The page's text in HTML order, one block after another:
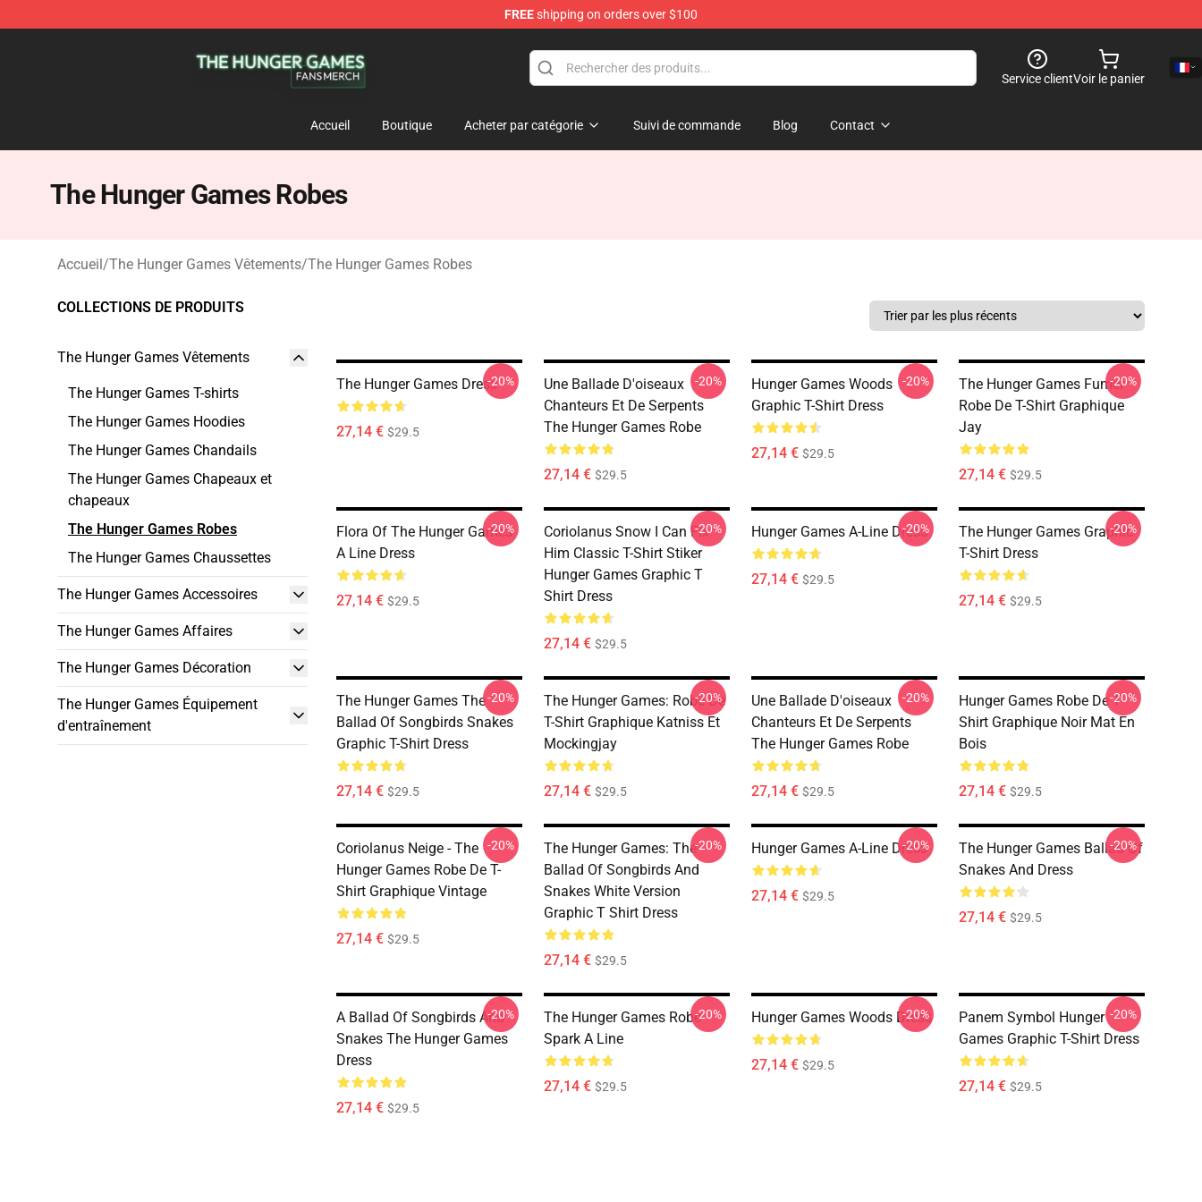
FREEshipping on orders over $100
Service clientVoir le panier
Accueil Boutique Acheter par catégorie Suivi de commande Blog Contact
The Hunger Games Robes
Accueil/The Hunger Games Vêtements/The Hunger Games Robes
COLLECTIONS DE PRODUITS
The Hunger Games Vêtements
The Hunger Games T-shirts
The Hunger Games Hoodies
The Hunger Games Chandails
The Hunger Games Chapeaux et
chapeaux
The Hunger Games Robes
The Hunger Games Chaussettes
The Hunger Games Accessoires
The Hunger Games Affaires
The Hunger Games Décoration
The Hunger Games Équipement
d'entraînement
The Hunger Games Dress
27,14 € $29.5
-20%
Une Ballade D'oiseaux
Chanteurs Et De Serpents
The Hunger Games Robe
27,14 € $29.5
-20%
Hunger Games Woods
Graphic T-Shirt Dress
27,14 € $29.5
-20%
The Hunger Games Fumer
Robe De T-Shirt Graphique
Jay
27,14 € $29.5
-20%
Flora Of The Hunger Games
A Line Dress
27,14 € $29.5
-20%
Coriolanus Snow I Can Fix
Him Classic T-Shirt Stiker
Hunger Games Graphic T
Shirt Dress
27,14 € $29.5
-20% Hunger Games A-Line Dress
27,14 € $29.5
-20%
The Hunger Games Graphic
T-Shirt Dress
27,14 € $29.5
-20%
The Hunger Games The
Ballad Of Songbirds Snakes
Graphic T-Shirt Dress
27,14 € $29.5
-20%
The Hunger Games: Robe De
T-Shirt Graphique Katniss Et
Mockingjay
27,14 € $29.5
-20%
Une Ballade D'oiseaux
Chanteurs Et De Serpents
The Hunger Games Robe
27,14 € $29.5
-20%
Hunger Games Robe De T-
Shirt Graphique Noir Mat En
Bois
27,14 € $29.5
-20%
Coriolanus Neige - The
Hunger Games Robe De T-
Shirt Graphique Vintage
27,14 € $29.5
-20%
The Hunger Games: The
Ballad Of Songbirds And
Snakes White Version
Graphic T Shirt Dress
27,14 € $29.5
-20% Hunger Games A-Line Dress
27,14 € $29.5
-20%
The Hunger Games Ballad Of
Snakes And Dress
27,14 € $29.5
-20%
A Ballad Of Songbirds And
Snakes The Hunger Games
Dress
27,14 € $29.5
-20%
The Hunger Games Robe
Spark A Line
27,14 € $29.5
-20% Hunger Games Woods Dress
27,14 € $29.5
-20%
Panem Symbol Hunger
Games Graphic T-Shirt Dress
27,14 € $29.5
-20%